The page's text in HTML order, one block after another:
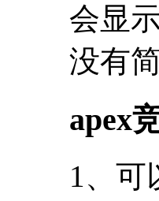
会显
没有
apex
1、可